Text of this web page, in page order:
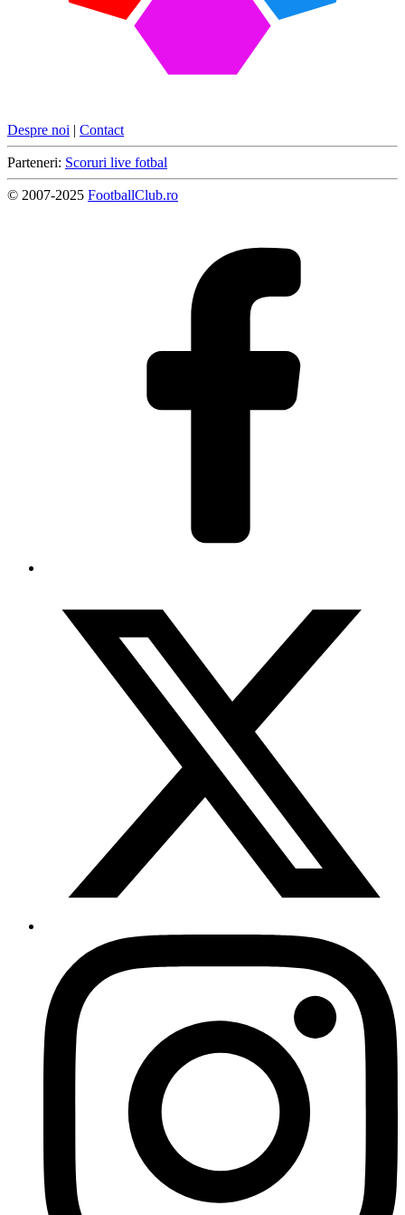
Despre noi | Contact
Parteneri: Scoruri live fotbal
© 2007-2025 FootballClub.ro